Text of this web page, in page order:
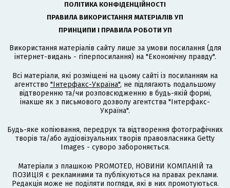
ПОЛІТИКА КОНФІДЕНЦІЙНОСТІ
ПРАВИЛА ВИКОРИСТАННЯ МАТЕРІАЛІВ УП
ПРИНЦИПИ І ПРАВИЛА РОБОТИ УП
Використання матеріалів сайту лише за умови посилання (для
інтернет-видань - гіперпосилання) на "Економічну правду".
Всі матеріали, які розміщені на цьому сайті із посиланням на
агентство "Інтерфакс-Україна", не підлягають подальшому
відтворенню та/чи розповсюдженню в будь-якій формі,
інакше як з письмового дозволу агентства "Інтерфакс-
Україна".
Будь-яке копіювання, передрук та відтворення фотографічних
творів та/або аудіовізуальних творів правовласника Getty
Images - суворо забороняється.
Матеріали з плашкою PROMOTED, НОВИНИ КОМПАНІЙ та
ПОЗИЦІЯ є рекламними та публікуються на правах реклами.
Редакція може не поділяти погляди, які в них промотуються.